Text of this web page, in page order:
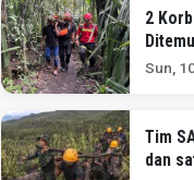
2
Sun,
Tim
dan